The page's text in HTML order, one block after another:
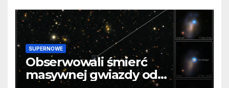
SUPERNOWE
Obserwowali śmierć
masywnej gwiazdy od